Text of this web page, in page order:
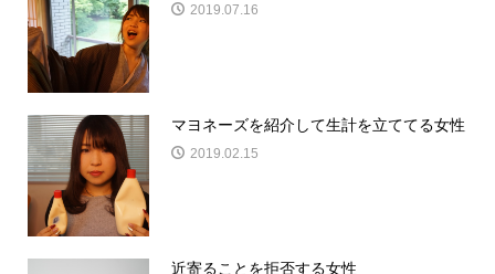
2019.07.16
マヨネーズを紹介して生計を立ててる女性
2019.02.15
近寄ることを拒否する女性